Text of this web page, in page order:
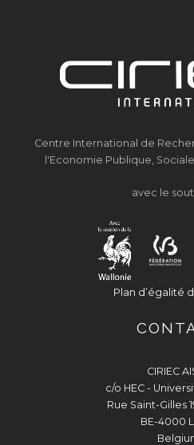
Centre International de
l'Economie Publique,
avec le
Plan d’égalité
CIRIEC
c/o HEC -
Rue Saint-Gilles
BE-4000